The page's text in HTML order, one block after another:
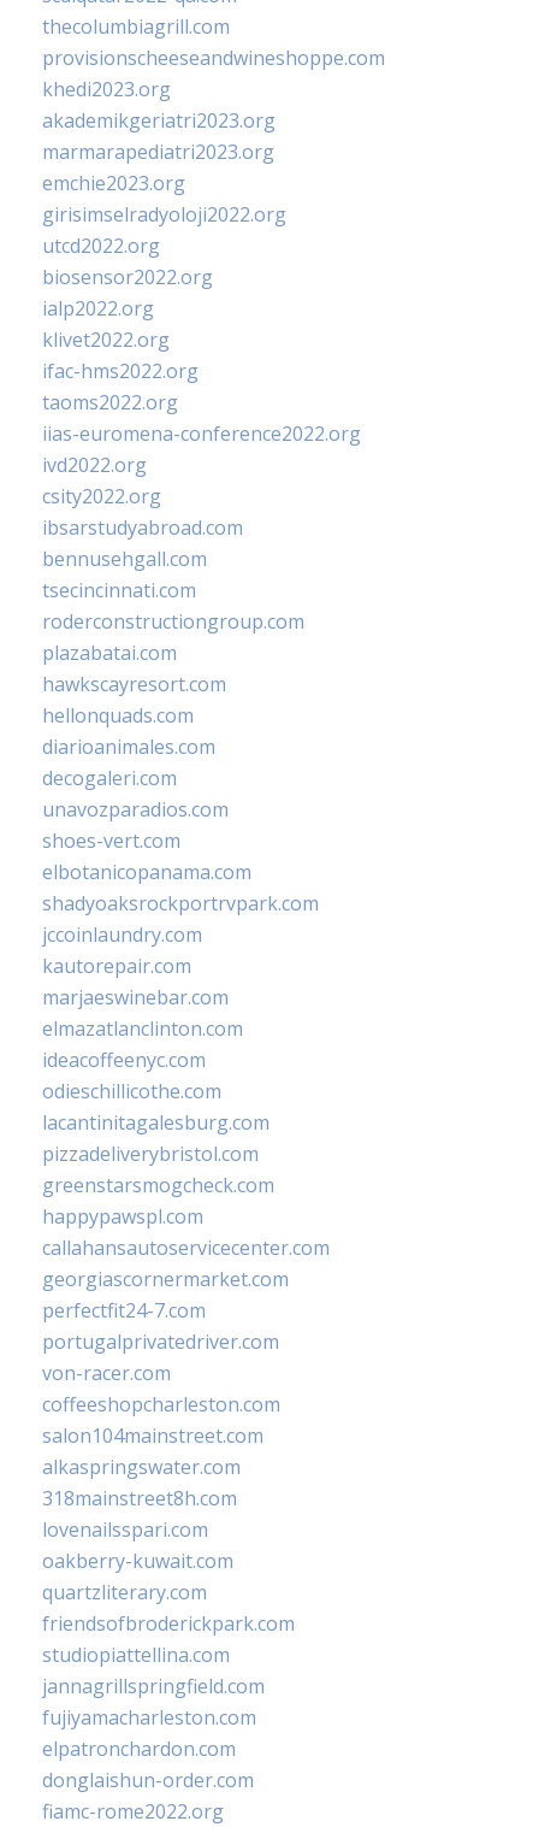
thecolumbiagrill.com
provisionscheeseandwineshoppe.com
khedi2023.org
akademikgeriatri2023.org
marmarapediatri2023.org
emchie2023.org
girisimselradyoloji2022.org
utcd2022.org
biosensor2022.org
ialp2022.org
klivet2022.org
ifac-hms2022.org
taoms2022.org
iias-euromena-conference2022.org
ivd2022.org
csity2022.org
ibsarstudyabroad.com
bennusehgall.com
tsecincinnati.com
roderconstructiongroup.com
plazabatai.com
hawkscayresort.com
hellonquads.com
diarioanimales.com
decogaleri.com
unavozparadios.com
shoes-vert.com
elbotanicopanama.com
shadyoaksrockportrvpark.com
jccoinlaundry.com
kautorepair.com
marjaeswinebar.com
elmazatlanclinton.com
ideacoffeenyc.com
odieschillicothe.com
lacantinitagalesburg.com
pizzadeliverybristol.com
greenstarsmogcheck.com
happypawspl.com
callahansautoservicecenter.com
georgiascornermarket.com
perfectfit24-7.com
portugalprivatedriver.com
von-racer.com
coffeeshopcharleston.com
salon104mainstreet.com
alkaspringswater.com
318mainstreet8h.com
lovenailsspari.com
oakberry-kuwait.com
quartzliterary.com
friendsofbroderickpark.com
studiopiattellina.com
jannagrillspringfield.com
fujiyamacharleston.com
elpatronchardon.com
donglaishun-order.com
fiamc-rome2022.org